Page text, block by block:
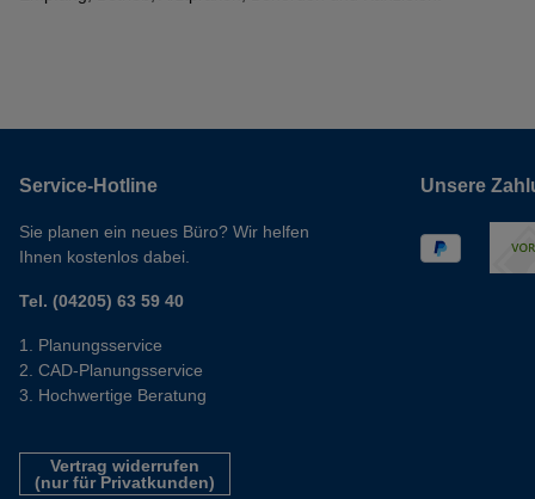
Service-Hotline
Sie planen ein neues Büro? Wir helfen
Ihnen kostenlos dabei.
Tel. (04205) 63 59 40
Planungsservice
CAD-Planungsservice
Hochwertige Beratung
Vertrag widerrufen
(nur für Privatkunden)
Unsere